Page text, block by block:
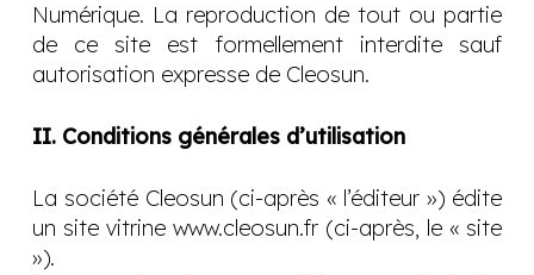
Numérique. La reproduction de tout ou partie
de ce site est formellement interdite sauf
autorisation expresse de Cleosun.
II. Conditions générales d’utilisation
La société Cleosun (ci-après « l’éditeur ») édite
un site vitrine www.cleosun.fr (ci-après, le « site
»).